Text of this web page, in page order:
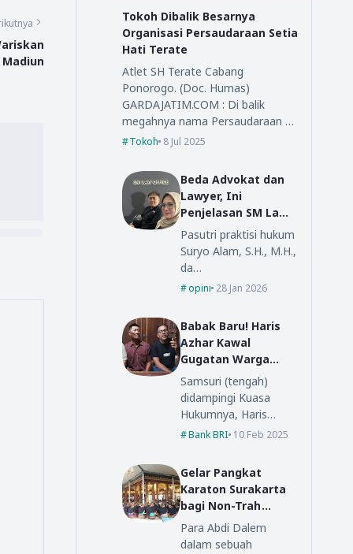
Tokoh Dibalik Besarnya
Organisasi Persaudaraan Setia
Hati Terate
Atlet SH Terate Cabang
Ponorogo. (Doc. Humas)
GARDAJATIM.COM : Di balik
megahnya nama Persaudaraan …
Tokoh 8 Jul 2025
Beda Advokat dan
Lawyer, Ini
Penjelasan SM Law
Office
Pasutri praktisi hukum
Suryo Alam, S.H., M.H.,
da…
opini 28 Jan 2026
Babak Baru! Haris
Azhar Kawal
Gugatan Warga
Ponorogo ke BRI
Pusat
Samsuri (tengah)
didampingi Kuasa
Hukumnya, Haris…
Bank BRI 10 Feb 2025
Gelar Pangkat
Karaton Surakarta
bagi Non-Trah
Dalem
Para Abdi Dalem
dalam sebuah